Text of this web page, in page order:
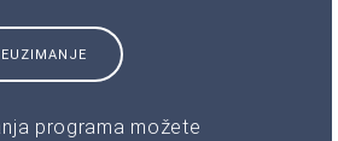
programa možete